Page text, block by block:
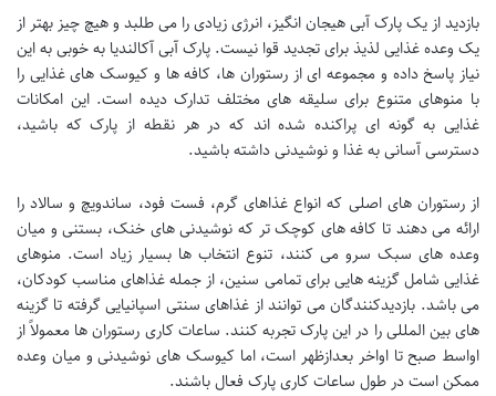
بازدید از یک پارک آبی هیجان انگیز، انرژی زیادی را می طلبد و هیچ چیز بهتر از
یک وعده غذایی لذیذ برای تجدید قوا نیست. پارک آبی آکالندیا به خوبی به این
نیاز پاسخ داده و مجموعه ای از رستوران ها، کافه ها و کیوسک های غذایی را
با منوهای متنوع برای سلیقه های مختلف تدارک دیده است. این امکانات
غذایی به گونه ای پراکنده شده اند که در هر نقطه از پارک که باشید،
دسترسی آسانی به غذا و نوشیدنی داشته باشید.
از رستوران های اصلی که انواع غذاهای گرم، فست فود، ساندویچ و سالاد را
ارائه می دهند تا کافه های کوچک تر که نوشیدنی های خنک، بستنی و میان
وعده های سبک سرو می کنند، تنوع انتخاب ها بسیار زیاد است. منوهای
غذایی شامل گزینه هایی برای تمامی سنین، از جمله غذاهای مناسب کودکان،
می باشد. بازدیدکنندگان می توانند از غذاهای سنتی اسپانیایی گرفته تا گزینه
های بین المللی را در این پارک تجربه کنند. ساعات کاری رستوران ها معمولاً از
اواسط صبح تا اواخر بعدازظهر است، اما کیوسک های نوشیدنی و میان وعده
ممکن است در طول ساعات کاری پارک فعال باشند.